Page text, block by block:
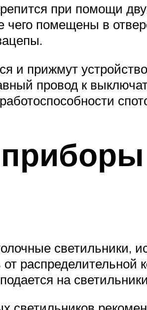
при помощи
помещены в
и прижмут
провод к
светильники,
распределительной
на